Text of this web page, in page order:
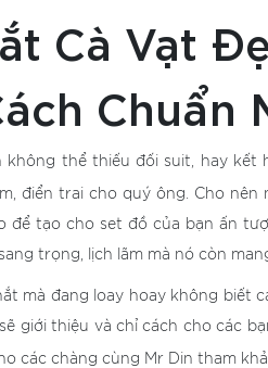
Cà Vạt
Chuẩn
không thể thiếu đối suit, hay
điển trai cho quý ông. Cho nên
để tạo cho set đồ của bạn ấn
trọng, lịch lãm mà nó còn
mà đang loay hoay không biết
giới thiệu và chỉ cách cho các
các chàng cùng Mr Din tham